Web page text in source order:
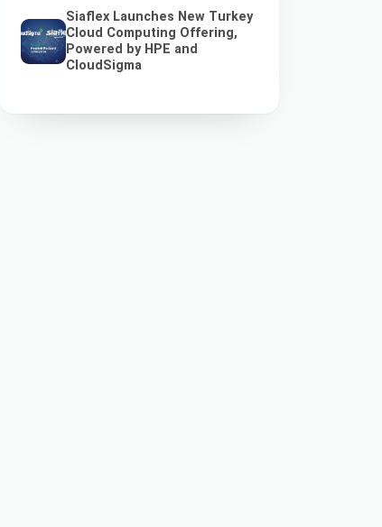
Siaflex Launches New Turkey
Cloud Computing Offering,
Powered by HPE and
CloudSigma